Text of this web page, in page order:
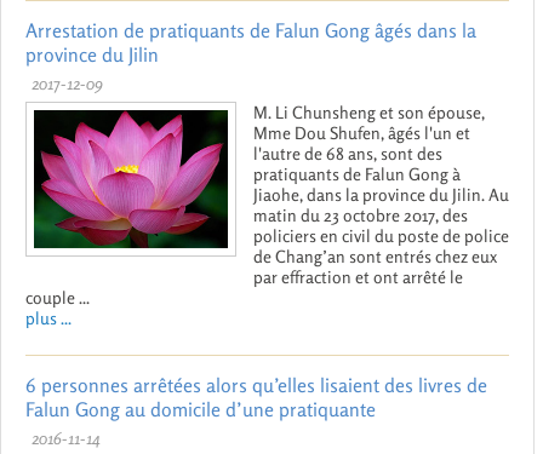
Arrestation de pratiquants de Falun Gong âgés dans la
province du Jilin
2017-12-09
M. Li Chunsheng et son épouse,
Mme Dou Shufen, âgés l'un et
l'autre de 68 ans, sont des
pratiquants de Falun Gong à
Jiaohe, dans la province du Jilin. Au
matin du 23 octobre 2017, des
policiers en civil du poste de police
de Chang’an sont entrés chez eux
par effraction et ont arrêté le
couple ...
plus ...
6 personnes arrêtées alors qu’elles lisaient des livres de
Falun Gong au domicile d’une pratiquante
2016-11-14